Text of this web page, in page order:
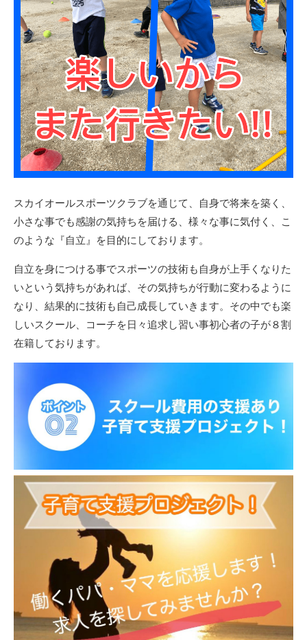
スカイオールスポーツクラブを通じて、自身で将来を築く、
小さな事でも感謝の気持ちを届ける、様々な事に気付く、こ
のような『自立』を目的にしております。
自立を身につける事でスポーツの技術も自身が上手くなりた
いという気持ちがあれば、その気持ちが行動に変わるように
なり、結果的に技術も自己成長していきます。その中でも楽
しいスクール、コーチを日々追求し習い事初心者の子が８割
在籍しております。